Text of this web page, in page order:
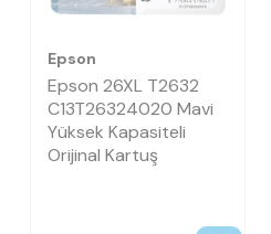
Epson
Epson 26XL T2632
C13T26324020 Mavi
Yüksek Kapasiteli
Orijinal Kartuş